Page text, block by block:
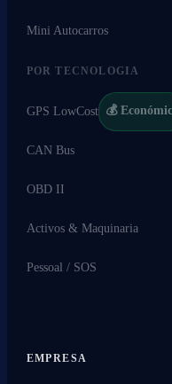
Mini Autocarros
POR TECNOLOGIA
GPS LowCost 💰
CAN Bus
OBD II
Activos & Maquinaria
Pessoal / SOS
EMPRESA